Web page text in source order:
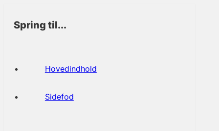
Spring til...
Hovedindhold
Sidefod